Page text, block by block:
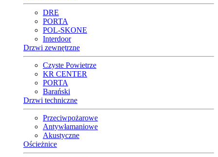
DRE
PORTA
POL-SKONE
Interdoor
Drzwi zewnętrzne
Czyste Powietrze
KR CENTER
PORTA
Barański
Drzwi techniczne
Przeciwpożarowe
Antywłamaniowe
Akustyczne
Ościeżnice